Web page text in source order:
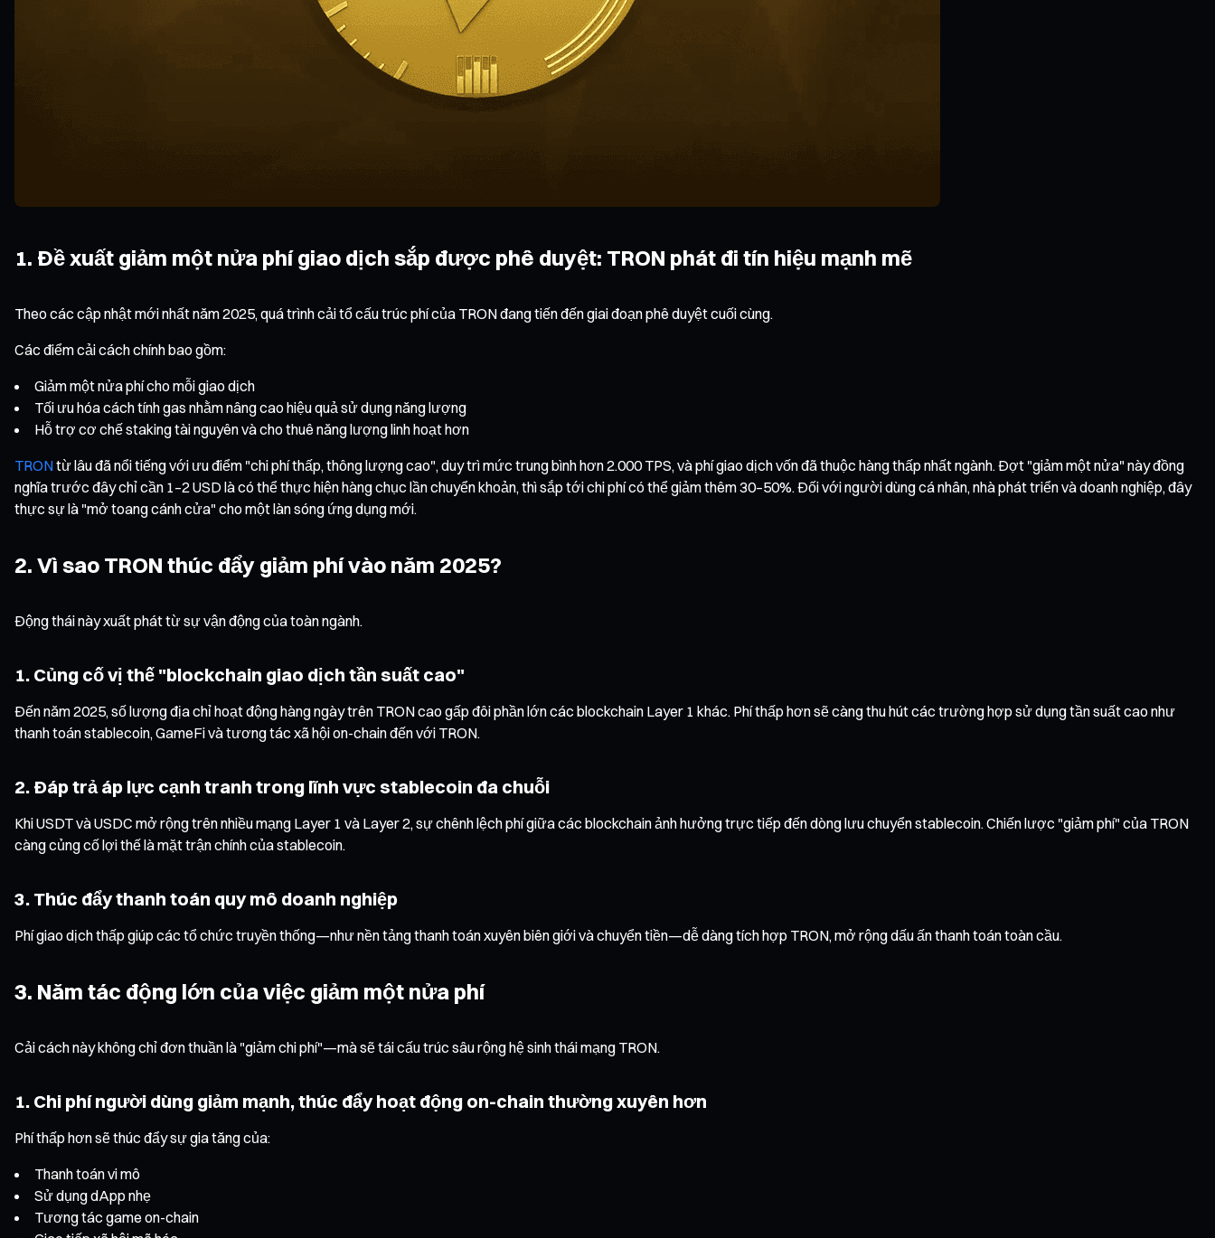
1. Đề xuất giảm một nửa phí giao dịch sắp được phê duyệt: TRON phát đi tín hiệu mạnh mẽ
Theo các cập nhật mới nhất năm 2025, quá trình cải tổ cấu trúc phí của TRON đang tiến đến giai đoạn phê duyệt cuối cùng.
Các điểm cải cách chính bao gồm:
Giảm một nửa phí cho mỗi giao dịch
Tối ưu hóa cách tính gas nhằm nâng cao hiệu quả sử dụng năng lượng
Hỗ trợ cơ chế staking tài nguyên và cho thuê năng lượng linh hoạt hơn
TRONtừ lâu đã nổi tiếng với ưu điểm "chi phí thấp, thông lượng cao", duy trì mức trung bình hơn 2.000 TPS, và phí giao dịch vốn đã thuộc hàng thấp nhất ngành. Đợt "giảm một nửa" này đồng
nghĩa trước đây chỉ cần 1–2 USD là có thể thực hiện hàng chục lần chuyển khoản, thì sắp tới chi phí có thể giảm thêm 30–50%. Đối với người dùng cá nhân, nhà phát triển và doanh nghiệp, đây
thực sự là "mở toang cánh cửa" cho một làn sóng ứng dụng mới.
2. Vì sao TRON thúc đẩy giảm phí vào năm 2025?
Động thái này xuất phát từ sự vận động của toàn ngành.
1. Củng cố vị thế "blockchain giao dịch tần suất cao"
Đến năm 2025, số lượng địa chỉ hoạt động hàng ngày trên TRON cao gấp đôi phần lớn các blockchain Layer 1 khác. Phí thấp hơn sẽ càng thu hút các trường hợp sử dụng tần suất cao như
thanh toán stablecoin, GameFi và tương tác xã hội on-chain đến với TRON.
2. Đáp trả áp lực cạnh tranh trong lĩnh vực stablecoin đa chuỗi
Khi USDT và USDC mở rộng trên nhiều mạng Layer 1 và Layer 2, sự chênh lệch phí giữa các blockchain ảnh hưởng trực tiếp đến dòng lưu chuyển stablecoin. Chiến lược "giảm phí" của TRON
càng củng cố lợi thế là mặt trận chính của stablecoin.
3. Thúc đẩy thanh toán quy mô doanh nghiệp
Phí giao dịch thấp giúp các tổ chức truyền thống—như nền tảng thanh toán xuyên biên giới và chuyển tiền—dễ dàng tích hợp TRON, mở rộng dấu ấn thanh toán toàn cầu.
3. Năm tác động lớn của việc giảm một nửa phí
Cải cách này không chỉ đơn thuần là "giảm chi phí"—mà sẽ tái cấu trúc sâu rộng hệ sinh thái mạng TRON.
1. Chi phí người dùng giảm mạnh, thúc đẩy hoạt động on-chain thường xuyên hơn
Phí thấp hơn sẽ thúc đẩy sự gia tăng của:
Thanh toán vi mô
Sử dụng dApp nhẹ
Tương tác game on-chain